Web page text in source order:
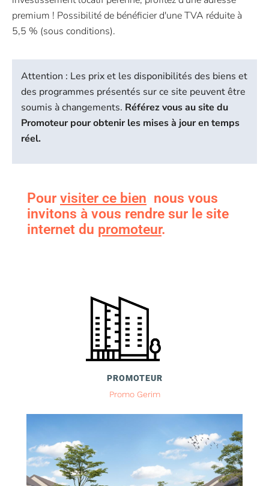
premium ! Possibilité de bénéficier d'une TVA réduite à
5,5 % (sous conditions).
Attention : Les prix et les disponibilités des biens et
des programmes présentés sur ce site peuvent être
soumis à changements. Référez vous au site du
Promoteur pour obtenir les mises à jour en temps
réel.
Pour visiter ce bien nous vous
invitons à vous rendre sur le site
internet du promoteur.
PROMOTEUR
Promo Gerim